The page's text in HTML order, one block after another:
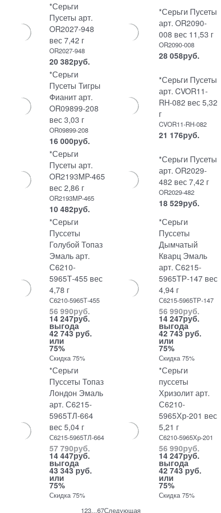
*Серьги
Пусеты арт.
OR2027-948
вес 7,42 г
OR2027-948
20 382руб.
*Серьги Пусеты
арт. OR2090-
008 вес 11,53 г
OR2090-008
28 058руб.
*Серьги
Пусеты Тигры
Фианит арт.
OR09899-208
вес 3,03 г
OR09899-208
16 000руб.
*Серьги Пусеты
арт. CVOR11-
RH-082 вес 5,32
г
CVOR11-RH-082
21 176руб.
*Серьги
Пусеты арт.
OR2193MP-465
вес 2,86 г
OR2193MP-465
10 482руб.
*Серьги Пусеты
арт. OR2029-
482 вес 7,42 г
OR2029-482
18 529руб.
*Серьги
Пуссеты
Голубой Топаз
Эмаль арт.
С6210-
5965Т-455 вес
4,78 г
С6210-5965Т-455
56 990руб.
14 247руб.
выгода
42 743 руб.
или
75%
Скидка 75%
*Серьги
Пуссеты
Дымчатый
Кварц Эмаль
арт. С6215-
5965ТР-147 вес
4,94 г
С6215-5965ТР-147
56 990руб.
14 247руб.
выгода
42 743 руб.
или
75%
Скидка 75%
*Серьги
Пуссеты Топаз
Лондон Эмаль
арт. С6215-
5965ТЛ-664
вес 5,04 г
С6215-5965ТЛ-664
57 790руб.
14 447руб.
выгода
43 343 руб.
или
75%
Скидка 75%
*Серьги
пуссеты
Хризолит арт.
С6210-
5965Хр-201 вес
5,21 г
С6210-5965Хр-201
56 990руб.
14 247руб.
выгода
42 743 руб.
или
75%
Скидка 75%
123...67Следующая